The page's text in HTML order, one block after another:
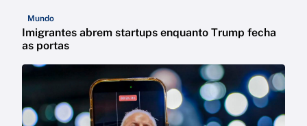
Mundo
Imigrantes abrem startups enquanto Trump fecha
as portas